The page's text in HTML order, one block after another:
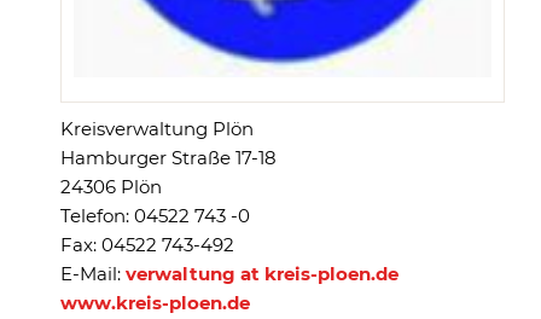
Kreisverwaltung Plön
Hamburger Straße 17-18
24306 Plön
Telefon: 04522 743 -0
Fax: 04522 743-492
E-Mail: verwaltung at kreis-ploen.de
www.kreis-ploen.de